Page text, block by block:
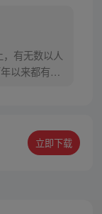
以来都有修
立即下载